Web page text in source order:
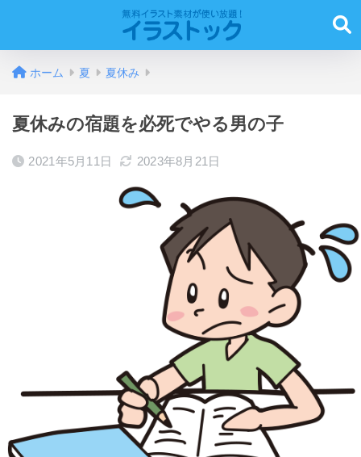
ホーム 夏 夏休み
夏休みの宿題を必死でやる男の子
2021年5月11日 2023年8月21日